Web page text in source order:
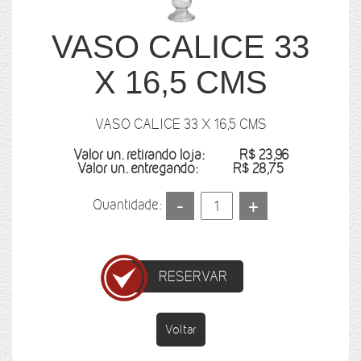
VASO CALICE 33
X 16,5 CMS
VASO CALICE 33 X 16,5 CMS
Valor un. retirando loja:
R$ 23,96
Valor un. entregando:
R$ 28,75
Quantidade:
RESERVAR
Voltar